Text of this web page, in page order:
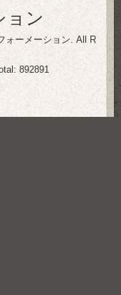
ョン
ォーメーション . All R
892891